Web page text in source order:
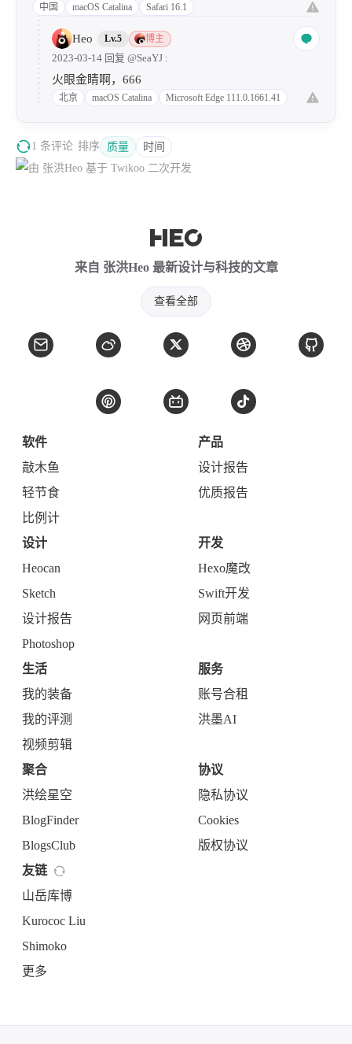
中国 macOS Catalina Safari 16.1
Heo Lv.5 博主
2023-03-14 回复 @SeaYJ :
火眼金睛啊，666
北京 macOS Catalina Microsoft Edge 111.0.1661.41
1 条评论 排序 质量 时间
来自 张洪Heo 最新设计与科技的文章
查看全部
软件
敲木鱼
轻节食
比例计
产品
设计报告
优质报告
设计
Heocan
Sketch
设计报告
Photoshop
开发
Hexo魔改
Swift开发
网页前端
生活
我的装备
我的评测
视频剪辑
服务
账号合租
洪墨AI
聚合
洪绘星空
BlogFinder
BlogsClub
协议
隐私协议
Cookies
版权协议
友链
山岳库博
Kurococ Liu
Shimoko
更多